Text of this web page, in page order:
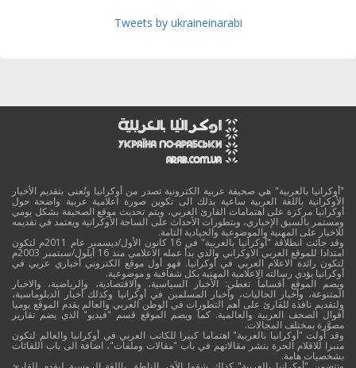
Tweets by ukraineinarabi
"أوكرانيا بالعربية" هي صحيفة عربية الكترونية تصدر من أوكرانيا وتُعنى بتقديم الأخبار
الأوكرانية باللغة العربية ساعية بذلك الى تكوين صورة اعلامية عربية واضحة حول
أوكرانيا مركزة على اهتمامات القارئ العربي، ويتم تحديث موقع الصحيفة بشكل يومي
ومستمر بالسبق الإخباري، وبتطورات الأحداث على الساحة الأوكرانية ويعتمد في تقديمه
للاخبار على المهنية والموضوعية والحيادية التامة.
وقد جائت انطلاقة "أوكرانيا بالعربية" في 16 كانون الأول/ديسمبر عام 2011م لتكون
امتدادا للموقع العربي الاوكراني والذي بدأ عمله الاعلامي منذ 16 أيلول/سبتمبر 2003م
لتكون رائدة الاعلام العربي في أوكرانيا. فهو أول موقع الكتروني أخباري عربي في
أوكرانيا يؤدي رسالته الاعلامية المهنية بكل شفافية و موضوعية.
ويضم الموقع أقساماً تغطي: الأخبار السياسية، والاقتصادية، والرياضية، والاخبار
المتنوعة، وأخبار الجاليات، وأخبار المسلمين في أوكرانيا وكذلك أخبار الدبلوماسية،
ولتقديم نافذة للقارئ على أهم التطورات في الوطن العربي والعالم يقدم الموقع يوميا
أقوال الصحف العربية والعالمية. كما ويضم الموقع قسم "فيديو" الذي يضم تقارير
مصوَّرة بمختلف المجالات.
وقد أولت "أوكرانيا بالعربية" اهتماما كبيرا للكاتب العربي في أوكرانيا والعالم لتكون
منبرا للاقلام الحرة بنشر مقالاتهم في باب "مقالات وملفات"، اضافة الى باب اللقائات
بشخصيات هامة.